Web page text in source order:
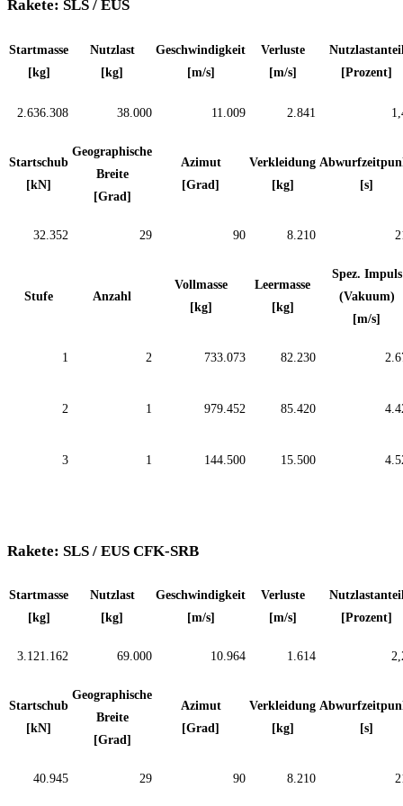
Rakete: SLS / EUS
Startmasse
[kg]
Nutzlast
[kg]
Geschwindigkeit
[m/s]
Verluste
[m/s]
[Prozent]
2.636.308 38.000 11.009 2.841
Startschub
[kN]
Geographische
Breite
[Grad]
Azimut
[Grad]
Verkleidung
[kg]
[s]
32.352 29 90 8.210
Stufe Anzahl
Vollmasse
[kg]
Leermasse
[kg]
Spez. Impuls
(Vakuum)
[m/s]
1 2 733.073 82.230
2 1 979.452 85.420
3 1 144.500 15.500
Rakete: SLS / EUS CFK-SRB
Startmasse
[kg]
Nutzlast
[kg]
Geschwindigkeit
[m/s]
Verluste
[m/s]
[Prozent]
3.121.162 69.000 10.964 1.614
Startschub
[kN]
Geographische
Breite
[Grad]
Azimut
[Grad]
Verkleidung
[kg]
[s]
40.945 29 90 8.210